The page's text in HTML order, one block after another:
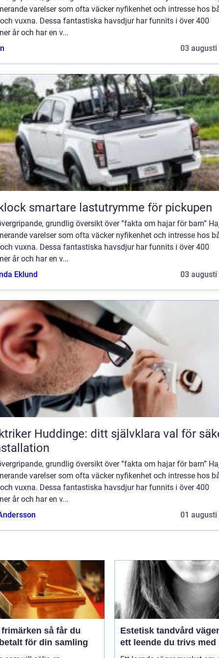
varelser som ofta väcker nyfikenhet och intresse hos
vuxna. Dessa fantastiska havsdjur har funnits i över 400
år och har en v...
03 augusti
Flaklock smartare lastutrymme för pickupen
grundlig översikt över ”fakta om hajar för barn”
varelser som ofta väcker nyfikenhet och intresse hos
vuxna. Dessa fantastiska havsdjur har funnits i över 400
år och har en v...
Eklund
03 augusti
Huddinge: ditt självklara val för
grundlig översikt över ”fakta om hajar för barn”
varelser som ofta väcker nyfikenhet och intresse hos
vuxna. Dessa fantastiska havsdjur har funnits i över 400
år och har en v...
01 augusti
så får du
för din samling
Estetisk tandvård vägen till
ett leende du trivs med